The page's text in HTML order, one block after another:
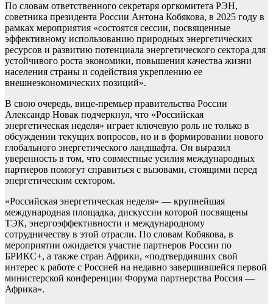
По словам ответственного секретаря оргкомитета РЭН,
советника президента России Антона Кобякова, в 2025 году в
рамках мероприятия «состоятся сессии, посвященные
эффективному использованию природных энергетических
ресурсов и развитию потенциала энергетического сектора для
устойчивого роста экономики, повышения качества жизни
населения страны и содействия укреплению ее
внешнеэкономических позиций».
В свою очередь, вице-премьер правительства России
Александр Новак подчеркнул, что «Российская
энергетическая неделя» играет ключевую роль не только в
обсуждении текущих вопросов, но и в формировании нового
глобального энергетического ландшафта. Он выразил
уверенность в том, что совместные усилия международных
партнеров помогут справиться с вызовами, стоящими перед
энергетическим сектором.
«Российская энергетическая неделя» — крупнейшая
международная площадка, дискуссии которой посвящены
ТЭК, энергоэффективности и международному
сотрудничеству в этой отрасли. По словам Кобякова, в
мероприятии ожидается участие партнеров России по
БРИКС+, а также стран Африки, «подтвердивших свой
интерес к работе с Россией на недавно завершившейся первой
министерской конференции Форума партнерства Россия —
Африка».